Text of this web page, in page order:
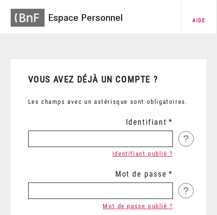
Espace Personnel AIDE
VOUS AVEZ DÉJÀ UN COMPTE ?
Les champs avec un astérisque sont obligatoires.
Identifiant
?
Identifiant oublié ?
Mot de passe
?
Mot de passe oublié ?